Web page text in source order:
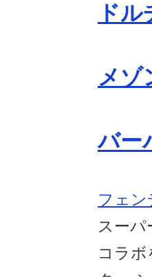
ド
メゾ
バー
フェン
スーパ
コラボ